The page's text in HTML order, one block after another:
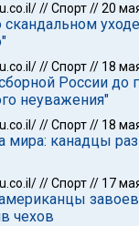
//Спорт//20
//Спорт// 18
России до
неуважения"
//Спорт// 18
мира: канадцы
//Спорт// 17
чехов